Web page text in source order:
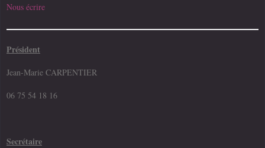
Nous écrire
Président
Jean-Marie CARPENTIER
06 75 54 18 16
Secrétaire